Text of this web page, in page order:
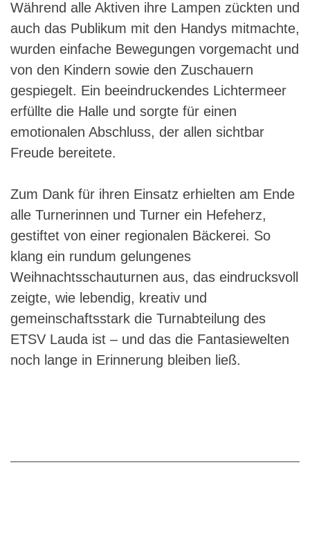
Während alle Aktiven ihre Lampen zückten und
auch das Publikum mit den Handys mitmachte,
wurden einfache Bewegungen vorgemacht und
von den Kindern sowie den Zuschauern
gespiegelt. Ein beeindruckendes Lichtermeer
erfüllte die Halle und sorgte für einen
emotionalen Abschluss, der allen sichtbar
Freude bereitete.
Zum Dank für ihren Einsatz erhielten am Ende
alle Turnerinnen und Turner ein Hefeherz,
gestiftet von einer regionalen Bäckerei. So
klang ein rundum gelungenes
Weihnachtsschauturnen aus, das eindrucksvoll
zeigte, wie lebendig, kreativ und
gemeinschaftsstark die Turnabteilung des
ETSV Lauda ist – und das die Fantasiewelten
noch lange in Erinnerung bleiben ließ.